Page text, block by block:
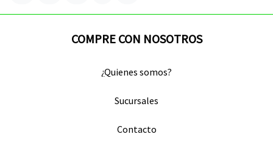
COMPRE CON NOSOTROS
¿Quienes somos?
Sucursales
Contacto